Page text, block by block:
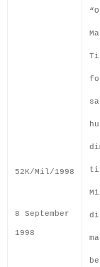
52K/Mil/1998
8 September
1998